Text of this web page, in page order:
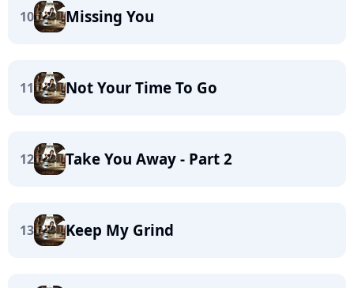
10 Missing You
11 Not Your Time To Go
12 Take You Away - Part 2
13 Keep My Grind